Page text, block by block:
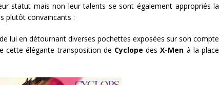
statut mais non leur talents se sont également appropriés la
plutôt convaincants :
lui en détournant diverses pochettes exposées sur son compte
cette élégante transposition de Cyclope desX-Men à la place